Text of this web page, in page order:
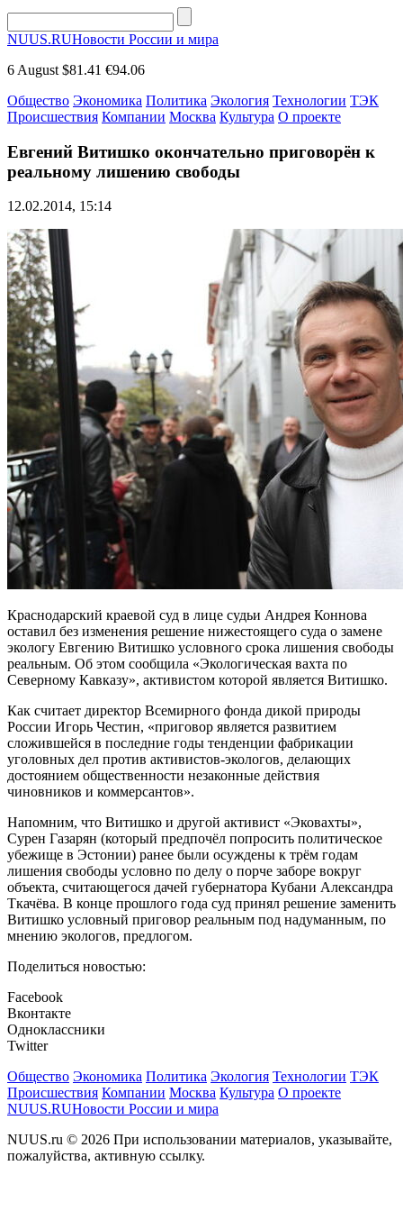
NUUS.RUНовости России и мира
6 August $81.41 €94.06
Общество Экономика Политика Экология Технологии ТЭК
Происшествия Компании Москва Культура О проекте
Евгений Витишко окончательно приговорён к
реальному лишению свободы
12.02.2014, 15:14
Краснодарский краевой суд в лице судьи Андрея Коннова
оставил без изменения решение нижестоящего суда о замене
экологу Евгению Витишко условного срока лишения свободы
реальным. Об этом сообщила «Экологическая вахта по
Северному Кавказу», активистом которой является Витишко.
Как считает директор Всемирного фонда дикой природы
России Игорь Честин, «приговор является развитием
сложившейся в последние годы тенденции фабрикации
уголовных дел против активистов-экологов, делающих
достоянием общественности незаконные действия
чиновников и коммерсантов».
Напомним, что Витишко и другой активист «Эковахты»,
Сурен Газарян (который предпочёл попросить политическое
убежище в Эстонии) ранее были осуждены к трём годам
лишения свободы условно по делу о порче заборе вокруг
объекта, считающегося дачей губернатора Кубани Александра
Ткачёва. В конце прошлого года суд принял решение заменить
Витишко условный приговор реальным под надуманным, по
мнению экологов, предлогом.
Поделиться новостью:
Facebook
Вконтакте
Одноклассники
Twitter
Общество Экономика Политика Экология Технологии ТЭК
Происшествия Компании Москва Культура О проекте
NUUS.RUНовости России и мира
NUUS.ru © 2026 При использовании материалов, указывайте,
пожалуйства, активную ссылку.